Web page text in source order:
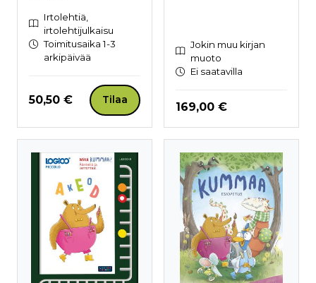
Irtolehtiä,
irtolehtijulkaisu
Toimitusaika 1-3
arkipäivää
Hinta nyt
50,50 € Tilaa
Jokin muu kirjan
muoto
Ei saatavilla
Hinta nyt
169,00 €